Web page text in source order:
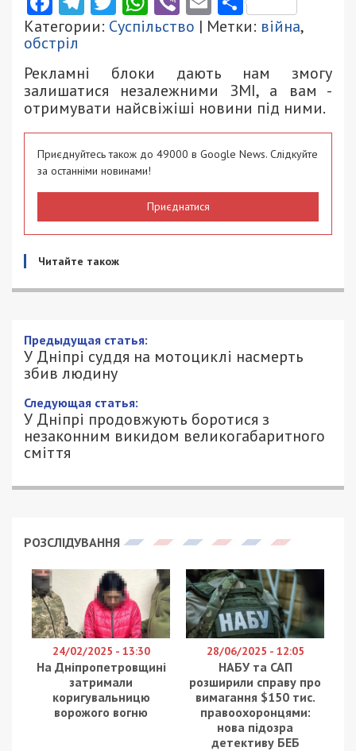
Категории: Суспільство | Метки: війна,
обстріл
Рекламні блоки дають нам змогу
залишатися незалежними ЗМІ, а вам -
отримувати найсвіжіші новини під ними.
Приєднуйтесь також до 49000 в Google News. Слідкуйте
за останніми новинами!
Приєднатися
Читайте також
Предыдущая статья:
У Дніпрі суддя на мотоциклі насмерть
збив людину
Следующая статья:
У Дніпрі продовжують боротися з
незаконним викидом великогабаритного
сміття
РОЗСЛІДУВАННЯ
24/02/2025 - 13:30
На Дніпропетровщині
затримали
коригувальницю
ворожого вогню
28/06/2025 - 12:05
НАБУ та САП
розширили справу про
вимагання $150 тис.
правоохоронцями:
нова підозра
детективу БЕБ